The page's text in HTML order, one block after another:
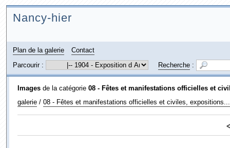
Nancy-hier
Plan de la galerie
Contact
Parcourir :
Recherche:
Imagesde la catégorie 08 - Fêtes et manifestations officielles et
galerie/ 08 - Fêtes et manifestations officielles et civiles, expositions...